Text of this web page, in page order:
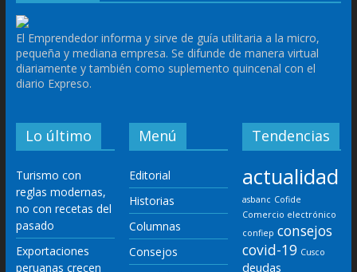
El Emprendedor informa y sirve de guía utilitaria a la micro,
pequeña y mediana empresa. Se difunde de manera virtual
diariamente y también como suplemento quincenal con el
diario Expreso.
Lo último
Turismo con
reglas modernas,
no con recetas del
pasado
Exportaciones
peruanas crecen
Menú
Editorial
Historias
Columnas
Consejos
Tendencias
actualidad
asbanc Cofide
Comercio electrónico
confiep consejos
covid-19 Cusco
deudas